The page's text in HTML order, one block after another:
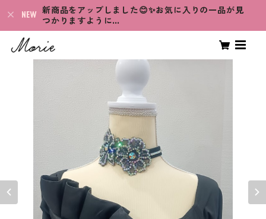
新商品をアップしました😊✨お気に入りの一品が見
つかりますように…